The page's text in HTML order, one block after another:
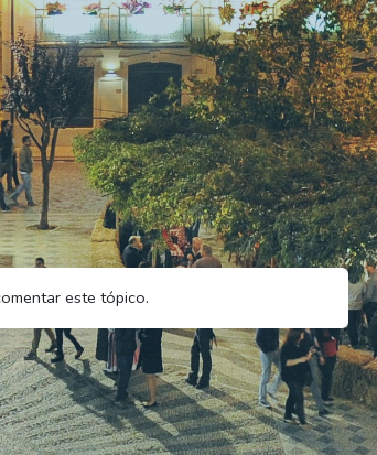
este tópico.